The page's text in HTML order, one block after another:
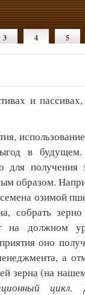
3 4 5
и
в
для
образом.
озимой
собрать
на должном
оно
а
зерна (на
цикл.